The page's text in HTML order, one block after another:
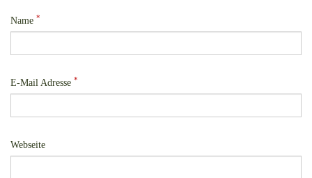
Name *
E-Mail Adresse *
Webseite